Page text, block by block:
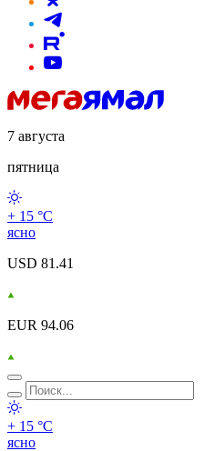
7 августа
пятница
+ 15 °С
ясно
USD 81.41
EUR 94.06
+ 15 °С
ясно